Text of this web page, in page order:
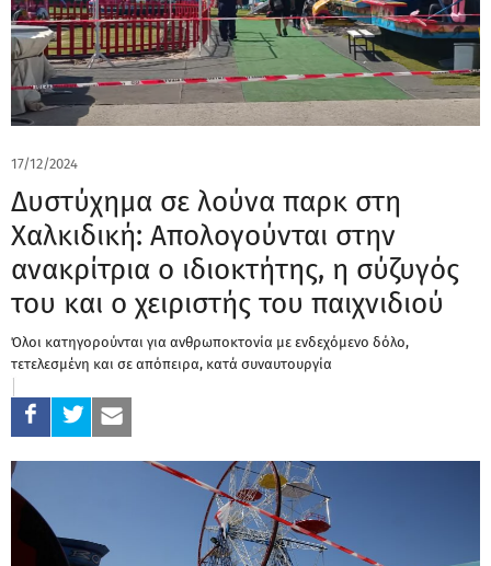
17/12/2024
Δυστύχημα σε λούνα παρκ στη
Χαλκιδική: Απολογούνται στην
ανακρίτρια ο ιδιοκτήτης, η σύζυγός
του και ο χειριστής του παιχνιδιού
Όλοι κατηγορούνται για ανθρωποκτονία με ενδεχόμενο δόλο,
τετελεσμένη και σε απόπειρα, κατά συναυτουργία